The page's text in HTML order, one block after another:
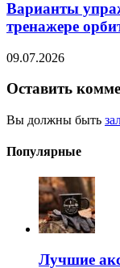
Варианты
тренажере
09.07.2026
Оставить
Вы должны быть
Популярные
Лучшие